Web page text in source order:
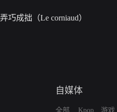
弄巧成拙（Le corniaud）
自媒体
全部
Kpop
游戏